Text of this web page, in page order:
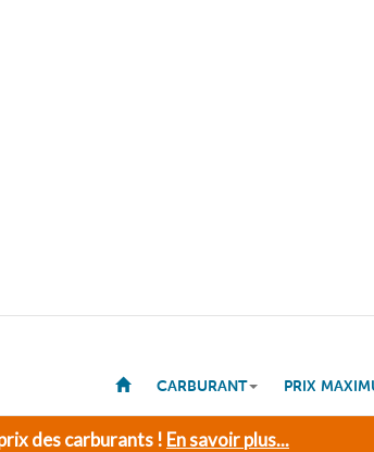
CARBURANT PRIX
des carburants ! En savoir plus...